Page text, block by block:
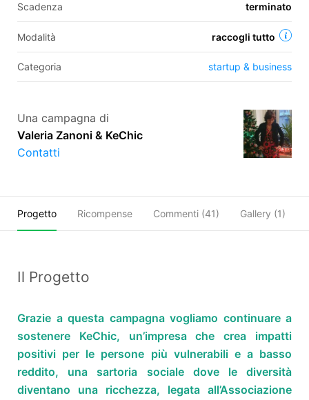
Scadenza terminato
Modalità raccogli tutto
Categoria startup & business
Una campagna di
Valeria Zanoni & KeChic
Contatti
Progetto Ricompense Commenti (41) Gallery (1)
Il Progetto
Grazie a questa campagna vogliamo continuare a
sostenere KeChic, un’impresa che crea impatti
positivi per le persone più vulnerabili e a basso
reddito, una sartoria sociale dove le diversità
diventano una ricchezza, legata all’Associazione